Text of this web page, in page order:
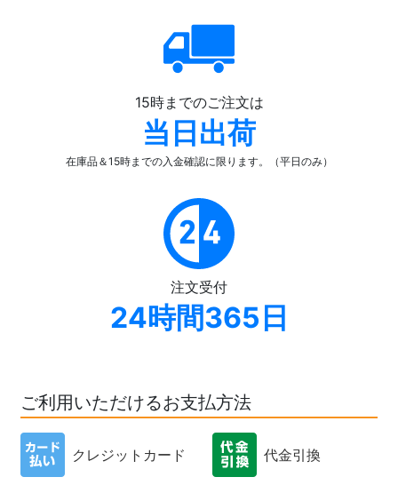
15時までのご注文は
当日出荷
在庫品＆15時までの入金確認に限ります。（平日のみ）
注文受付
24時間365日
ご利用いただけるお支払方法
クレジットカード 代金引換